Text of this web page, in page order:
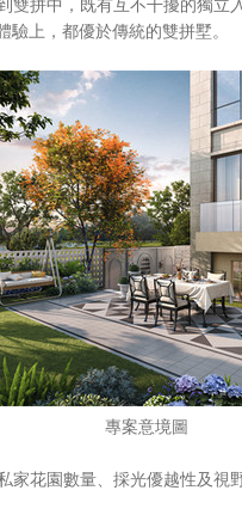
雙拼中，既有互不干擾的獨立
上，都優於傳統的雙拼墅。
專案意境圖
家花園數量、採光優越性及視